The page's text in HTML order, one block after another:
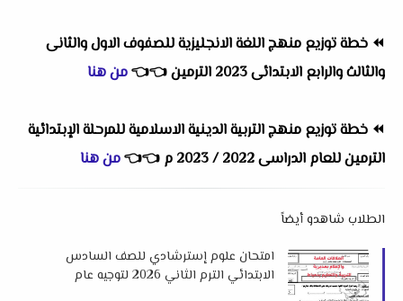
⏪ خطةتوزيع منهج اللغة الانجليزية للصفوف الاول والثانى
والثالث والرابع الابتدائى 2023 الترمين
👈
👈من هنا
⏪ خطة توزيع منهج التربية الدينية الاسلامية للمرحلة الإبتدائية
الترمين للعام الدراسى 2022 / 2023 م
👈
👈من هنا
الطلاب شاهدو أيضاً
امتحان علوم إسترشادي للصف السادس
الابتدائي الترم الثاني 2026 لتوجيه عام